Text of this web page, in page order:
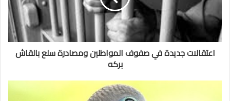
اعتقالات جديدة في صفوف المواطنين ومصادرة سلع بالقاش
بركه